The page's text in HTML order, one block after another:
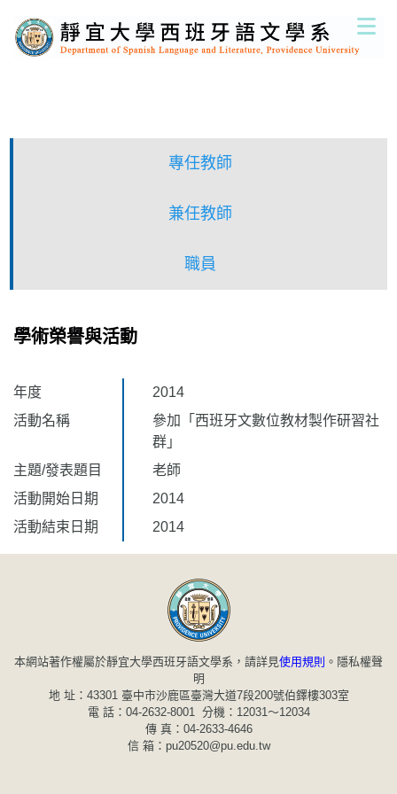
到
主
專任教師
兼任教師
職員
學術榮譽與活動
年度
2014
活動名稱
參加「西班牙文數位教材製作研習社
群」
主題/發表題目
老師
活動開始日期
2014
活動結束日期
2014
本網站著作權屬於靜宜大學西班牙語文學系，請詳見使用規則 。 隱私權聲
明
地 址：43301 臺中市沙鹿區臺灣大道7段200號伯鐸樓303室
電 話：04-2632-8001 分機：12031～12034
傳 真：04-2633-4646
信 箱：pu20520@pu.edu.tw